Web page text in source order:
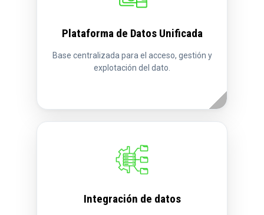
Plataforma de Datos Unificada
Base centralizada para el acceso, gestión y
explotación del dato.
Integración de datos